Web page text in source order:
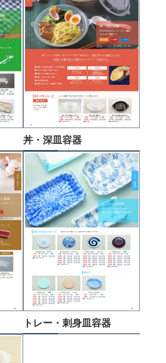
丼・深皿容器
トレー・刺身皿容器